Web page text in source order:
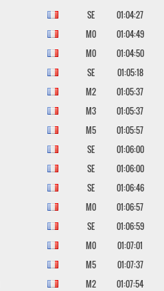
SE
01:04:27
M0
01:04:49
M0
01:04:50
SE
01:05:18
M2
01:05:37
M3
01:05:37
M5
01:05:57
SE
01:06:00
SE
01:06:00
SE
01:06:46
M0
01:06:57
SE
01:06:59
M0
01:07:01
M5
01:07:37
M2
01:07:54